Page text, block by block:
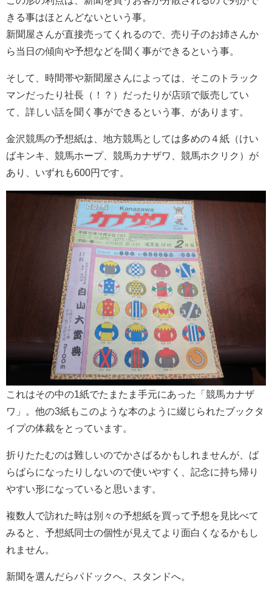
きる事はほとんどないという事。
新聞屋さんが直接売ってくれるので、売り子のお姉さんか
ら当日の傾向や予想などを聞く事ができるという事。
そして、時間帯や新聞屋さんによっては、そこのトラック
マンだったり社長（！？）だったりが店頭で販売してい
て、詳しい話を聞く事ができるという事、があります。
金沢競馬の予想紙は、地方競馬としては多めの４紙（けい
ばキンキ、競馬ホープ、競馬カナザワ、競馬ホクリク）が
あり、いずれも600円です。
これはその中の1紙でたまたま手元にあった「競馬カナザ
ワ」。他の3紙もこのような本のように綴じられたブックタ
イプの体裁をとっています。
折りたたむのは難しいのでかさばるかもしれませんが、ば
らばらになったりしないので使いやすく、記念に持ち帰り
やすい形になっていると思います。
複数人で訪れた時は別々の予想紙を買って予想を見比べて
みると、予想紙同士の個性が見えてより面白くなるかもし
れません。
新聞を選んだらパドックへ、スタンドへ。